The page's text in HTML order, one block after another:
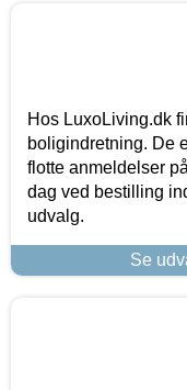
Hos LuxoLiving.dk
boligindretning. De
flotte anmeldelser
dag ved bestilling
udvalg.
Se